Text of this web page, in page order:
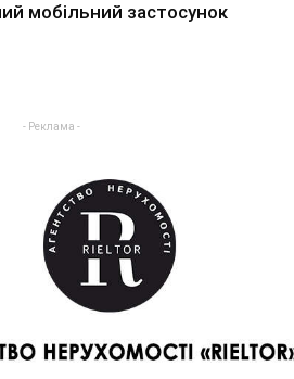
мобільний застосунок
- Реклама -